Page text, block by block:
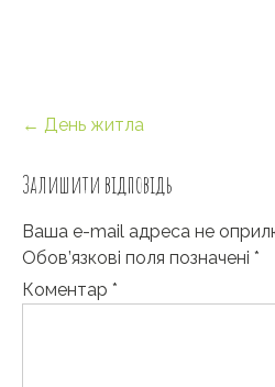
Post
navigation
← День житла
Залишити відповідь
Ваша e-mail адреса не
Обов’язкові поля позначені *
Коментар *